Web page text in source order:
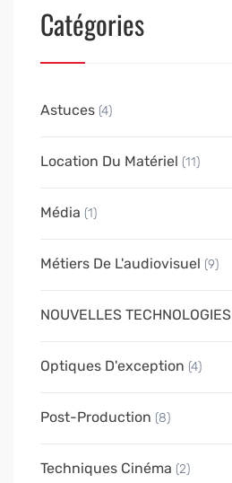
Catégories
Astuces (4)
Location Du Matériel (11)
Média (1)
Métiers De L'audiovisuel (9)
NOUVELLES TECHNOLOGIES
Optiques D'exception (4)
Post-Production (8)
Techniques Cinéma (2)